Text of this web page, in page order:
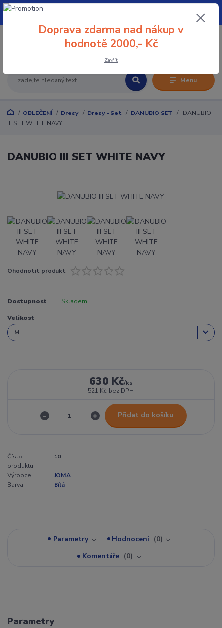
Menu
+420 608 032 114
OBLEČENÍ Dresy Dresy - Set DANUBIO SET
DANUBIO
III SET WHITE NAVY
DANUBIO III SET WHITE NAVY
Ohodnotit produkt
Dostupnost Skladem
Velikost
630 Kč/ks
521 Kč bez DPH
Přidat do košíku
Číslo
produktu:
10
Výrobce:
JOMA
Barva:
Bílá
Parametry Hodnocení
0
Komentáře
0
Parametry
Doprava zdarma nad nákup v
hodnotě 2000,- Kč
Zavřít